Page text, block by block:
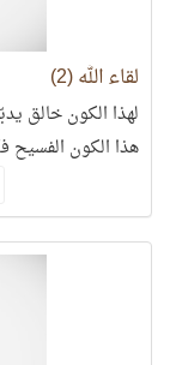
لقاء الله (2)
لهذا الكون خالق
هذا الكون الفسيح